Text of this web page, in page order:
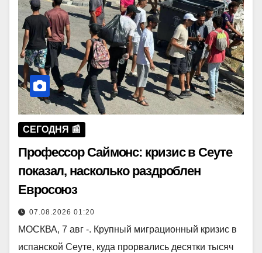
СЕГОДНЯ 📰
Профессор Саймонс: кризис в Сеуте
показал, насколько раздроблен
Евросоюз
07.08.2026 01:20
МОСКВА, 7 авг -. Крупный миграционный кризис в
испанской Сеуте, куда прорвались десятки тысяч